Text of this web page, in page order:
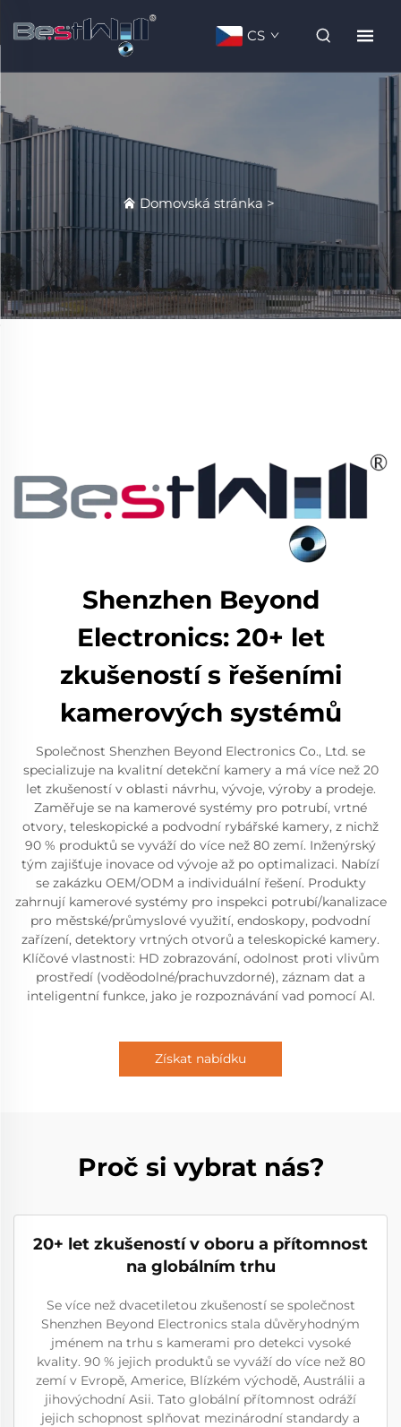
CS
Domovská stránka >
Shenzhen Beyond
Electronics: 20+ let
zkušeností s řešeními
kamerových systémů
Společnost Shenzhen Beyond Electronics Co., Ltd. se
specializuje na kvalitní detekční kamery a má více než 20
let zkušeností v oblasti návrhu, vývoje, výroby a prodeje.
Zaměřuje se na kamerové systémy pro potrubí, vrtné
otvory, teleskopické a podvodní rybářské kamery, z nichž
90 % produktů se vyváží do více než 80 zemí. Inženýrský
tým zajišťuje inovace od vývoje až po optimalizaci. Nabízí
se zakázku OEM/ODM a individuální řešení. Produkty
zahrnují kamerové systémy pro inspekci potrubí/kanalizace
pro městské/průmyslové využití, endoskopy, podvodní
zařízení, detektory vrtných otvorů a teleskopické kamery.
Klíčové vlastnosti: HD zobrazování, odolnost proti vlivům
prostředí (voděodolné/prachuvzdorné), záznam dat a
inteligentní funkce, jako je rozpoznávání vad pomocí AI.
Získat nabídku
Proč si vybrat nás?
20+ let zkušeností v oboru a přítomnost
na globálním trhu
Se více než dvacetiletou zkušeností se společnost
Shenzhen Beyond Electronics stala důvěryhodným
jménem na trhu s kamerami pro detekci vysoké
kvality. 90 % jejich produktů se vyváží do více než 80
zemí v Evropě, Americe, Blízkém východě, Austrálii a
jihovýchodní Asii. Tato globální přítomnost odráží
jejich schopnost splňovat mezinárodní standardy a